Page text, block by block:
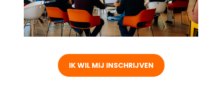
IK WIL MIJ INSCHRIJVEN